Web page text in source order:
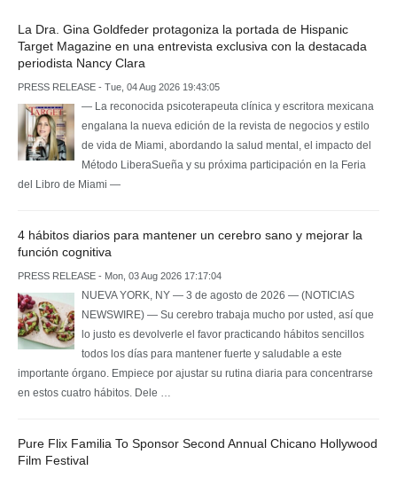
La Dra. Gina Goldfeder protagoniza la portada de Hispanic
Target Magazine en una entrevista exclusiva con la destacada
periodista Nancy Clara
PRESS RELEASE - Tue, 04 Aug 2026 19:43:05
— La reconocida psicoterapeuta clínica y escritora mexicana
engalana la nueva edición de la revista de negocios y estilo
de vida de Miami, abordando la salud mental, el impacto del
Método LiberaSueña y su próxima participación en la Feria
del Libro de Miami —
4 hábitos diarios para mantener un cerebro sano y mejorar la
función cognitiva
PRESS RELEASE - Mon, 03 Aug 2026 17:17:04
NUEVA YORK, NY — 3 de agosto de 2026 — (NOTICIAS
NEWSWIRE) — Su cerebro trabaja mucho por usted, así que
lo justo es devolverle el favor practicando hábitos sencillos
todos los días para mantener fuerte y saludable a este
importante órgano. Empiece por ajustar su rutina diaria para concentrarse
en estos cuatro hábitos. Dele …
Pure Flix Familia To Sponsor Second Annual Chicano Hollywood
Film Festival